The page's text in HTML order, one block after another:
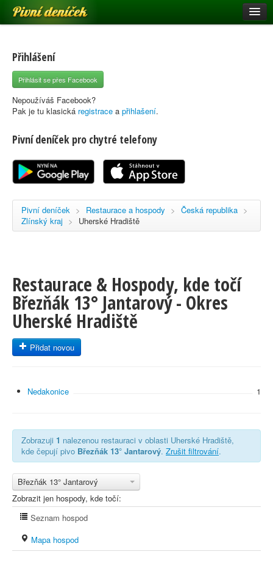
Pivní deníček
Pivní mapa
Pivní značky
Nápověda
Registrace
Přihlášení
Přihlásit se přes Facebook
Nepoužíváš Facebook?
Pak je tu klasická registrace a přihlašení.
Pivní deníček pro chytré telefony
Pivní deníček > Restaurace a hospody > Česká republika >
Zlínský kraj > Uherské Hradiště
Restaurace & Hospody, kde točí
Březňák 13° Jantarový - Okres
Uherské Hradiště
Přidat novou
Nedakonice 1
Zobrazuji 1 nalezenou restauraci v oblasti Uherské Hradiště,
kde čepují pivo Březňák 13° Jantarový. Zrušit filtrování.
Březňák 13° Jantarový
Zobrazit jen hospody, kde točí:
Seznam hospod
Mapa hospod